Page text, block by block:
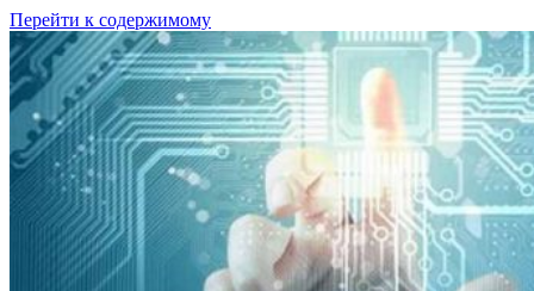
Перейти к содержимому